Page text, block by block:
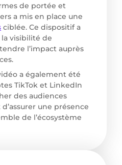
de portée et
a mis en place une
ciblée. Ce dispositif a
visibilité de
l’impact auprès
a également été
TikTok et LinkedIn
des audiences
une présence
de l’écosystème